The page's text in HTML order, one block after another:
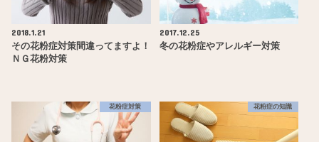
2018.1.21
その花粉症対策間違ってますよ！
ＮＧ花粉対策
2017.12.25
冬の花粉症やアレルギー対策
花粉症対策 花粉症の知識